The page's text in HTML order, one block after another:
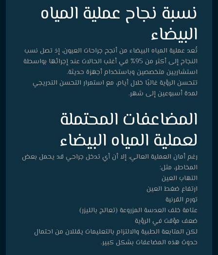
نسبة نجاح عملية المياه
البيضاء
تُعد عملية المياه البيضاء من أنجح جراحات العيون، إذ تصل نسب
النجاح إلى أكثر من 95% في أغلب الحالات عند إجرائها بواسطة
استشاريين متخصصين وباستخدام أجهزة حديثة.
تتحسن الرؤية غالبًا خلال أيام، مع استمرار التحسن التدريجي
لمدة أسبوعين إلى شهر.
المضاعفات المحتملة
لعملية المياه البيضاء
رغم أمان العملية العالي، إلا أن أي تدخل جراحي قد يحمل بعض
المخاطر، مثل:
التهاب العين
ارتفاع ضغط العين
تورم القرنية
عتامة خلف العدسة المزروعة (تعالج بالليزر)
ضعف مؤقت في الرؤية
لكن المتابعة الطبية والالتزام بالتعليمات يقللان من احتمال
حدوث هذه المضاعفات بشكل كبير.